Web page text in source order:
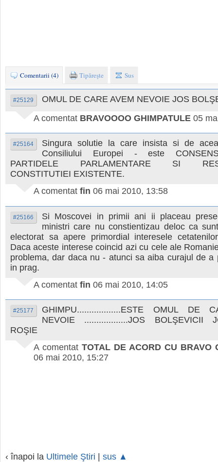
Comentarii (4) Tipăreşte Sus
#25129
OMUL DE CARE AVEM NEVOIE JOS
A comentat BRAVOOOO GHIMPATULE 05
#25164
Singura solutie la care insista si de
Consiliului Europei - este
PARTIDELE PARLAMENTARE SI
CONSTITUTIEI EXISTENTE.
A comentat fin 06 mai 2010, 13:58
#25166
Si Moscovei in primii ani ii placeau
ministri care nu constientizau deloc ca
electorat sa apere primordial interesele
Daca aceste interese coincid azi cu cele ale
problema, dar daca nu - atunci sa aiba curajul de a
in prag.
A comentat fin 06 mai 2010, 14:05
#25177
GHIMPU..................ESTE OMUL DE
NEVOIE ..................JOS BOLŞEVICII
ROŞIE
A comentat TOTAL DE ACORD CU BRAVO
06 mai 2010, 15:27
‹ înapoi la Ultimele Ştiri | sus ▲